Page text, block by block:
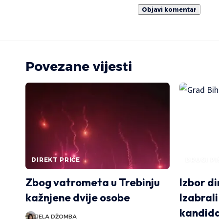
Povezane vijesti
DIREKT PRIČE
Zbog vatrometa u Trebinju
kažnjene dvije osobe
JELA DŽOMBA
Izbor